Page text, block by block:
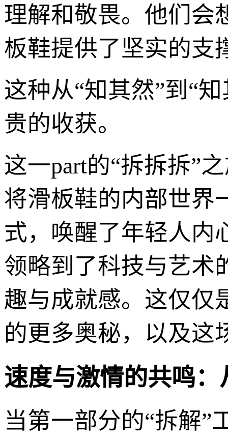
理解和敬畏。他们会
板鞋提供了坚实的支
这种从“知其然”到“
贵的收获。
这一part的“拆拆拆”
将滑板鞋的内部世界
式，唤醒了年轻人内
领略到了科技与艺术
趣与成就感。这仅仅
的更多奥秘，以及这
速度与激情的共鸣
当第一部分的“拆解”